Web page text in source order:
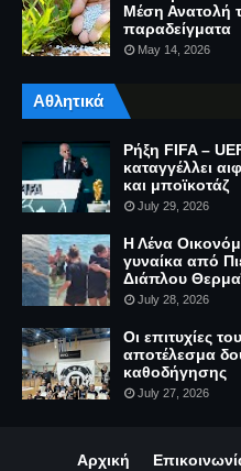
Μέση Ανατολή
παραδείγματα
May 14, 2026
Αθλητικά
Ρήξη FIFA –
καταγγέλλει
και μποϊκοτάζ
July 29, 2026
Η Λένα
γυναίκα από
Διάπλου
July 28, 2026
Οι επιτυχίες
αποτέλεσμα
καθοδήγησης
July 27, 2026
Αρχική